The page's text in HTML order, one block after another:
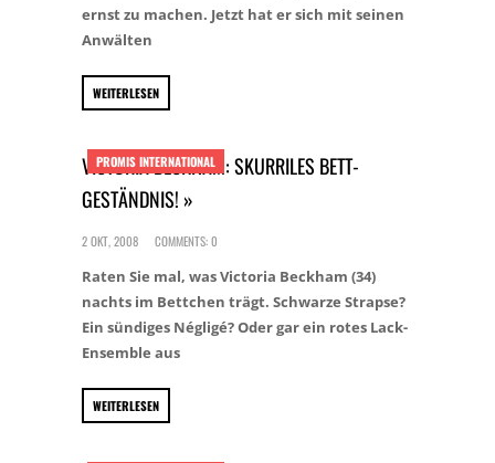
ernst zu machen. Jetzt hat er sich mit seinen
Anwälten
WEITERLESEN
VICTORIA BECKHAM: SKURRILES BETT-
GESTÄNDNIS! »
2 OKT, 2008 COMMENTS: 0
PROMIS INTERNATIONAL
Raten Sie mal, was Victoria Beckham (34)
nachts im Bettchen trägt. Schwarze Strapse?
Ein sündiges Négligé? Oder gar ein rotes Lack-
Ensemble aus
WEITERLESEN